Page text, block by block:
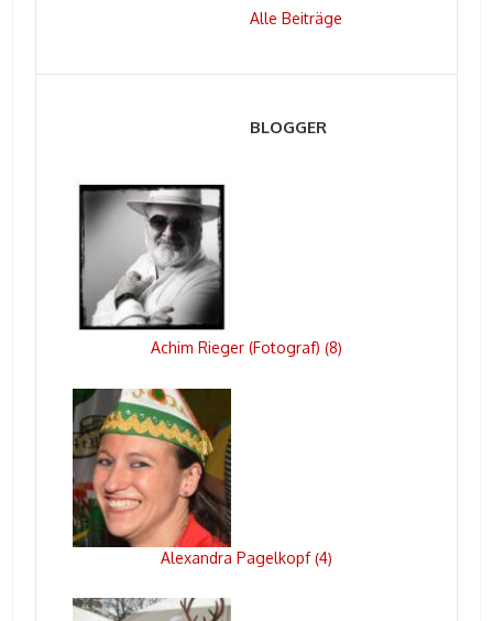
Alle Beiträge
BLOGGER
Achim Rieger (Fotograf) (8)
Alexandra Pagelkopf(4)